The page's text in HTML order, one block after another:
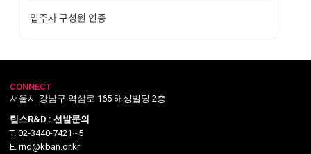
입주사 구성원 인증
CONNECT
서울시 강남구 역삼로 165 해성빌딩 2층
팁스R&D : 선발문의
T. 02-3440-7421~5
E. rnd@kban.or.kr